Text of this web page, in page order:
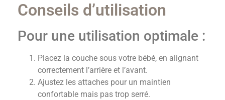
Conseils d’utilisation
Pour une utilisation optimale :
Placez la couche sous votre bébé, en alignant
correctement l’arrière et l’avant.
Ajustez les attaches pour un maintien
confortable mais pas trop serré.